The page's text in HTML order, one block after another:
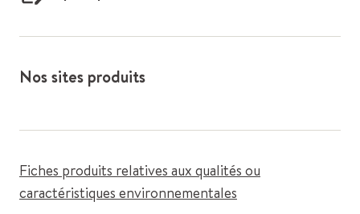
Nos sites produits
Fiches produits relatives aux qualités ou
caractéristiques environnementales